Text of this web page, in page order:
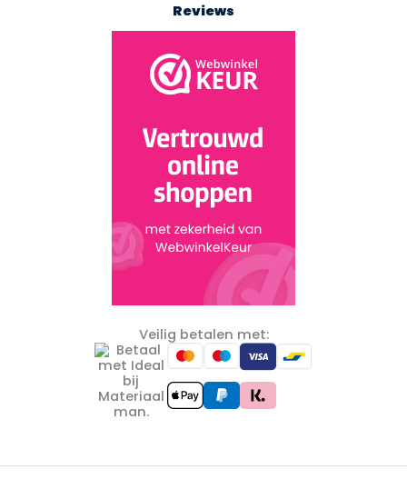
Reviews
Veilig betalen met: